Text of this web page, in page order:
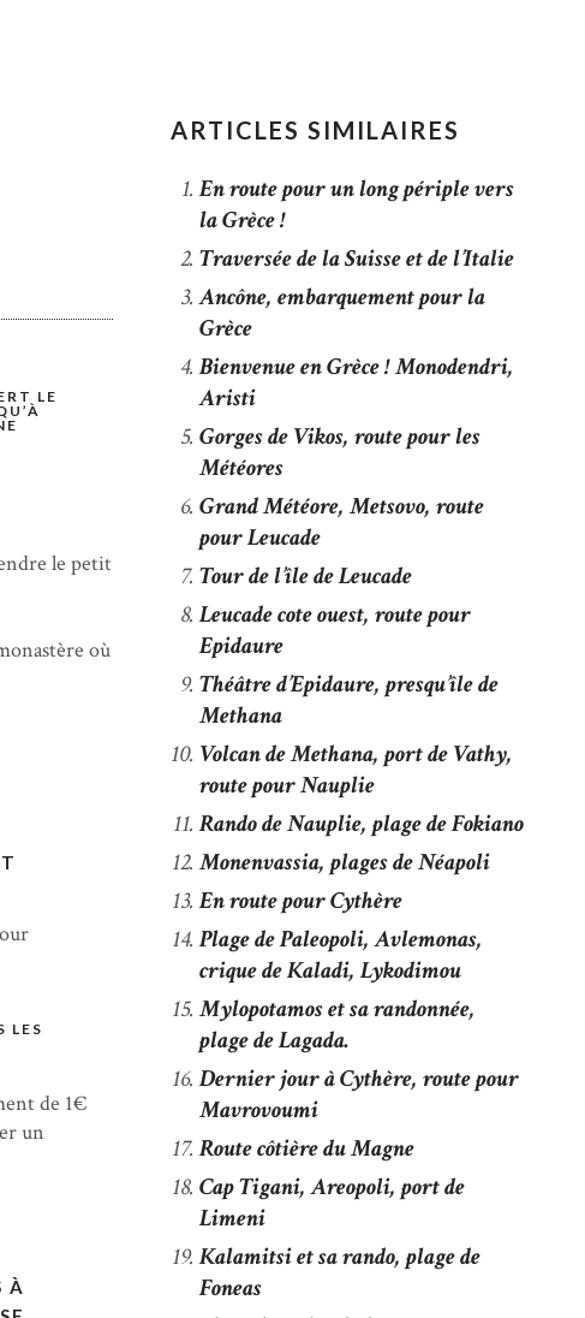
LE
le petit
où
LES
de 1€
un
À
ARTICLES SIMILAIRES
En route pour un long périple vers
la Grèce !
Traversée de la Suisse et de l’Italie
Ancône, embarquement pour la
Grèce
Bienvenue en Grèce ! Monodendri,
Aristi
Gorges de Vikos, route pour les
Météores
Grand Météore, Metsovo, route
pour Leucade
Tour de l’île de Leucade
Leucade cote ouest, route pour
Epidaure
Théâtre d’Epidaure, presqu’île de
Methana
Volcan de Methana, port de Vathy,
route pour Nauplie
Rando de Nauplie, plage de Fokiano
Monenvassia, plages de Néapoli
En route pour Cythère
Plage de Paleopoli, Avlemonas,
crique de Kaladi, Lykodimou
Mylopotamos et sa randonnée,
plage de Lagada.
Dernier jour à Cythère, route pour
Mavrovoumi
Route côtière du Magne
Cap Tigani, Areopoli, port de
Limeni
Kalamitsi et sa rando, plage de
Foneas